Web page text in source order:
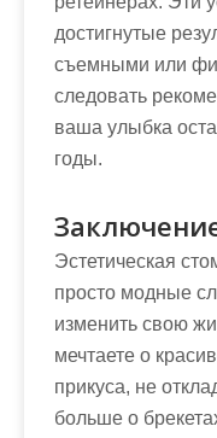
достигнутые
съемными или
следовать
ваша улыбка
годы.
Эстетическая
просто модные
изменить свою
мечтаете о
прикуса, не
больше о